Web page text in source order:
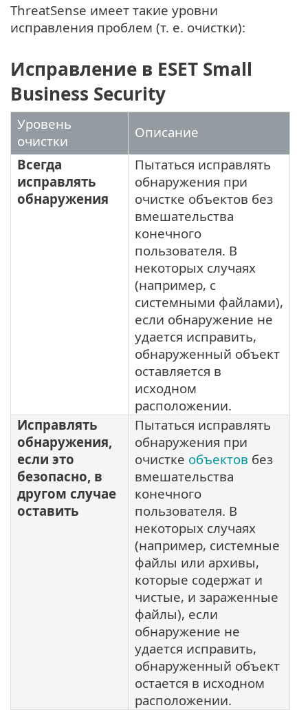
ThreatSense имеет такие уровни
исправления проблем (т. е. очистки):
Исправление в ESET Small
Business Security
Уровень
очистки
Описание
Всегда
исправлять
обнаружения
Пытаться исправлять
обнаружения при
очистке объектов без
вмешательства
конечного
пользователя. В
некоторых случаях
(например, с
системными файлами),
если обнаружение не
удается исправить,
обнаруженный объект
оставляется в
исходном
расположении.
Исправлять
обнаружения,
если это
безопасно, в
другом случае
оставить
Пытаться исправлять
обнаружения при
очистке объектов без
вмешательства
конечного
пользователя. В
некоторых случаях
(например, системные
файлы или архивы,
которые содержат и
чистые, и зараженные
файлы), если
обнаружение не
удается исправить,
обнаруженный объект
остается в исходном
расположении.